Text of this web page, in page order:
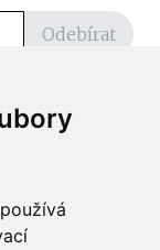
Odebírat
do mé e-